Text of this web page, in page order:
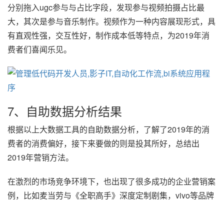
分别拖入ugc参与与占比字段，发现参与视频拍摄占比最
大，其次是参与音乐制作。视频作为一种内容展现形式，具
有直观性强，交互性好，制作成本低等特点，为2019年消
费者们喜闻乐见。
7、自助数据分析结果
根据以上大数据工具的自助数据分析，了解了2019年的消
费者的消费偏好，接下来要做的则是投其所好，总结出
2019年营销方法。
在激烈的市场竞争环境下，也出现了很多成功的企业营销案
例，比如麦当劳与《全职高手》深度定制剧集，vivo等品牌